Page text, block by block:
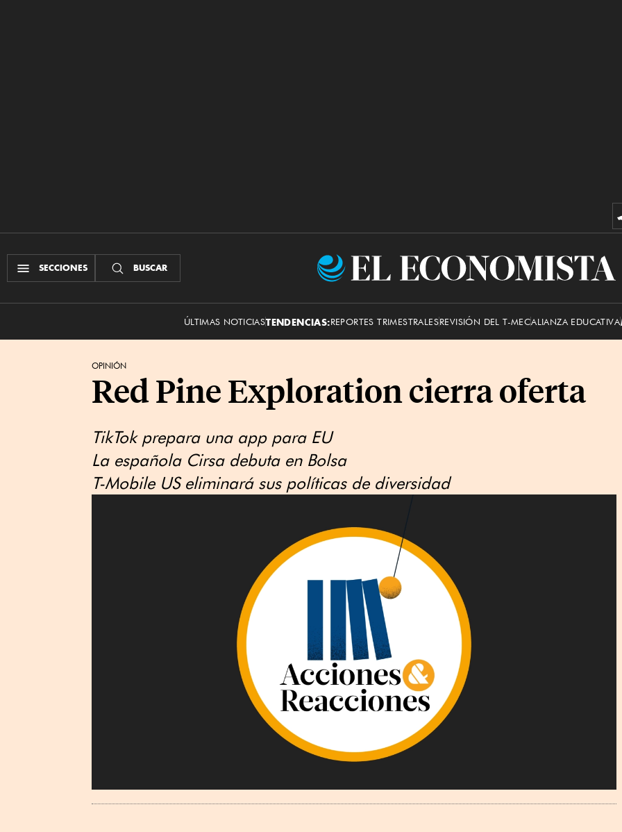
SECCIONES BUSCAR
El
ÚLTIMAS NOTICIASTENDENCIAS:REPORTES TRIMESTRALESREVISIÓN DEL T-MECALIANZA EDUCATIVA
OPINIÓN
Red Pine Exploration cierra oferta
TikTok prepara una app para EU
La española Cirsa debuta en Bolsa
T-Mobile US eliminará sus políticas de diversidad